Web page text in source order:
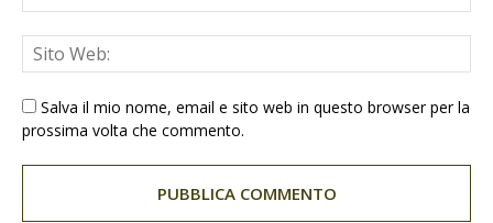
Salva il mio nome, email e sito web in questo browser per la
prossima volta che commento.